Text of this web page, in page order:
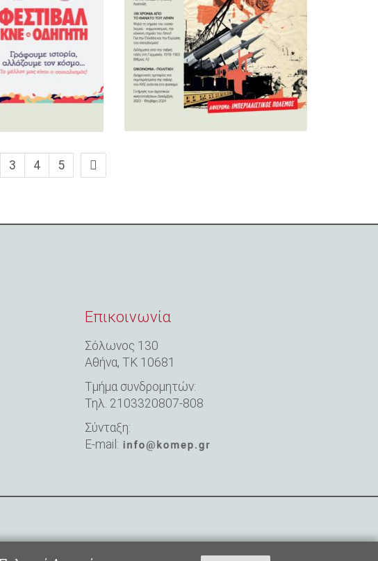
3 4 5
Next
page
Επικοινωνία
Σόλωνος 130
Αθήνα, ΤΚ 10681
Τμήμα συνδρομητών:
Τηλ. 2103320807-808
Σύνταξη:
E-mail: